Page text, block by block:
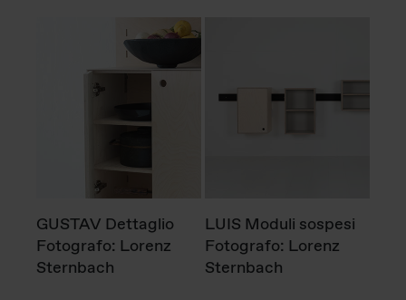
GUSTAV Dettaglio
Fotografo: Lorenz
Sternbach
LUIS Moduli sospesi
Fotografo: Lorenz
Sternbach